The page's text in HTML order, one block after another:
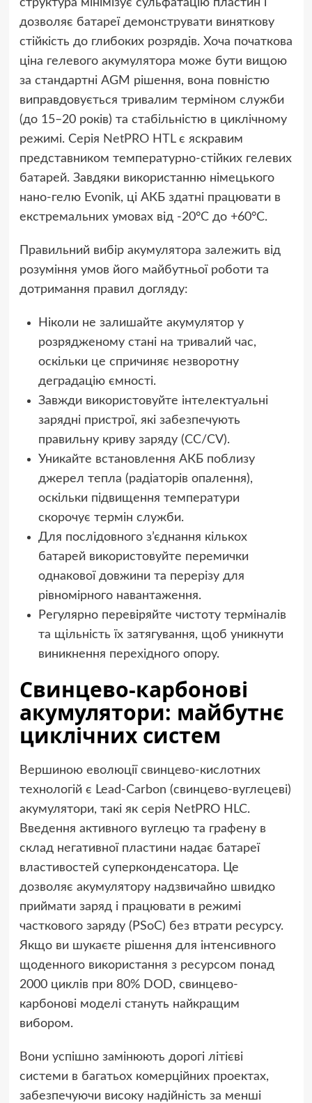
структура мінімізує сульфатацію пластин і
дозволяє батареї демонструвати виняткову
стійкість до глибоких розрядів. Хоча початкова
ціна гелевого акумулятора може бути вищою
за стандартні AGM рішення, вона повністю
виправдовується тривалим терміном служби
(до 15–20 років) та стабільністю в циклічному
режимі. Серія NetPRO HTLє яскравим
представником температурно-стійких гелевих
батарей. Завдяки використанню німецького
нано-гелю Evonik, ці АКБ здатні працювати в
екстремальних умовах від -20°C до +60°C.
Правильний вибір акумулятора залежить від
розуміння умов його майбутньої роботи та
дотримання правил догляду:
Ніколи не залишайте акумулятор у
розрядженому стані на тривалий час,
оскільки це спричиняє незворотну
деградацію ємності.
Завжди використовуйте інтелектуальні
зарядні пристрої, які забезпечують
правильну криву заряду (CC/CV).
Уникайте встановлення АКБ поблизу
джерел тепла (радіаторів опалення),
оскільки підвищення температури
скорочує термін служби.
Для послідовного з’єднання кількох
батарей використовуйте перемички
однакової довжини та перерізу для
рівномірного навантаження.
Регулярно перевіряйте чистоту терміналів
та щільність їх затягування, щоб уникнути
виникнення перехідного опору.
Свинцево-карбонові
акумулятори: майбутнє
циклічних систем
Вершиною еволюції свинцево-кислотних
технологій є Lead-Carbon (свинцево-вуглецеві)
акумулятори, такі як серія NetPRO HLC.
Введення активного вуглецю та графену в
склад негативної пластини надає батареї
властивостей суперконденсатора. Це
дозволяє акумулятору надзвичайно швидко
приймати заряд і працювати в режимі
часткового заряду (PSoC) без втрати ресурсу.
Якщо ви шукаєте рішення для інтенсивного
щоденного використання з ресурсом понад
2000 циклів при 80% DOD, свинцево-
карбонові моделі стануть найкращим
вибором.
Вони успішно замінюють дорогі літієві
системи в багатьох комерційних проектах,
забезпечуючи високу надійність за менші